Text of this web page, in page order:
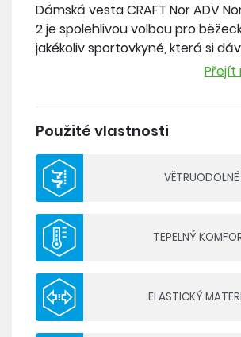
Dámská vesta CRAFT Nor ADV
2 je spolehlivou volbou pro
jakékoliv sportovkyně, která si
těla. Membrána Ventair ochrání
zádové části zvyšuje prodyšnost
tepelný komfort. Limitovaná
Materiál: Přední díl: 100%
polyester, Membrána: 100%
díl: 100% recyklovaný polyester
- na přední straně dvouvrstvý
membránou Ventair 8 000 mm/10
g/m2/24hod
- přední strana a ramena
Přejít
Použité vlastnosti
VĚTRUODOLNÉ
TEPELNÝ
ELASTICKÝ